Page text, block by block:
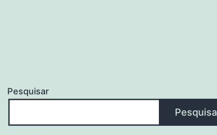
Pesquisar